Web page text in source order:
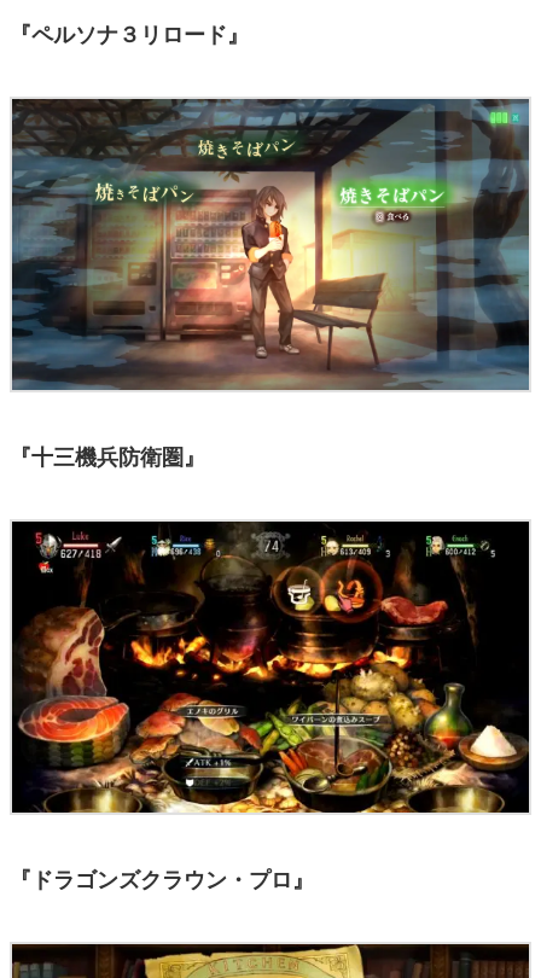
『ペルソナ３リロード』
『十三機兵防衛圏』
『ドラゴンズクラウン・プロ』